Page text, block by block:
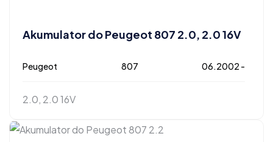
Akumulator do Peugeot 807 2.0, 2.0 16V
Peugeot 807 06.2002 -
2.0, 2.0 16V